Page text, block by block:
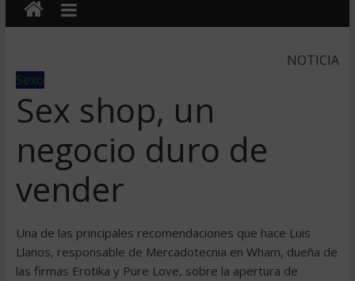
NOTICIA
Sexo
Sex shop, un
negocio duro de
vender
Una de las principales recomendaciones que hace Luis
Llanos, responsable de Mercadotecnia en Wham, dueña de
las firmas Erotika y Pure Love, sobre la apertura de